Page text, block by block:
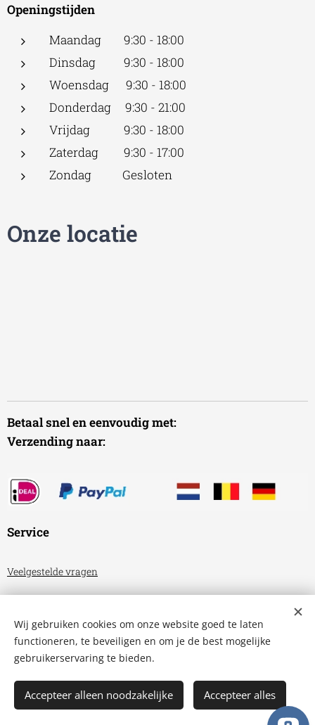
Openingstijden
Maandag 9:30 - 18:00
Dinsdag 9:30 - 18:00
Woensdag 9:30 - 18:00
Donderdag 9:30 - 21:00
Vrijdag 9:30 - 18:00
Zaterdag 9:30 - 17:00
Zondag Gesloten
Onze locatie
Betaal snel en eenvoudig met:
Verzending naar:
Service
Veelgestelde vragen
Privacyverklaring
Aquariumhuis Friesland Cookies
Wij gebruiken cookies om onze website goed te laten
functioneren, te beveiligen en om je de best mogelijke
gebruikerservaring te bieden.
Accepteer alleen noodzakelijke Accepteer alles